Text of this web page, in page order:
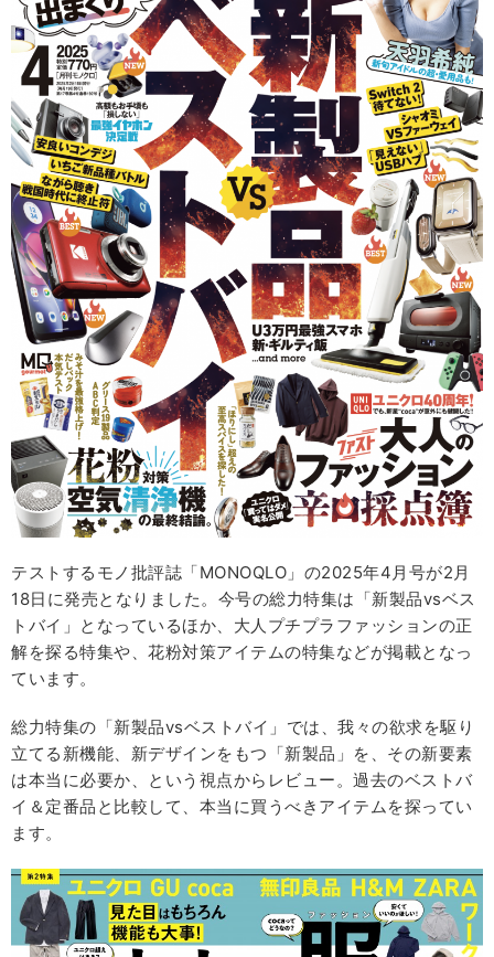
テストするモノ批評誌「MONOQLO」の2025年4月号が2月
18日に発売となりました。今号の総力特集は「新製品vsベス
トバイ」となっているほか、大人プチプラファッションの正
解を探る特集や、花粉対策アイテムの特集などが掲載となっ
ています。
総力特集の「新製品vsベストバイ」では、我々の欲求を駆り
立てる新機能、新デザインをもつ「新製品」を、その新要素
は本当に必要か、という視点からレビュー。過去のベストバ
イ＆定番品と比較して、本当に買うべきアイテムを探ってい
ます。